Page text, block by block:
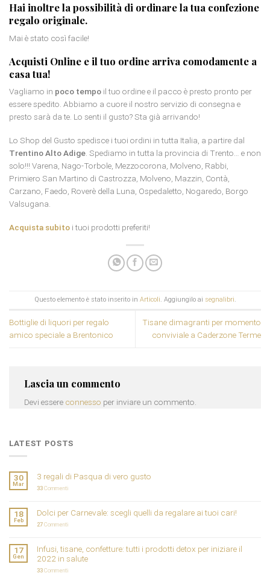
Hai inoltre la possibilità di ordinare la tua confezione
regalo originale.
Mai è stato così facile!
Acquisti Online e il tuo ordine arriva comodamente a
casa tua!
Vagliamo in poco tempo il tuo ordine e il pacco è presto pronto per
essere spedito. Abbiamo a cuore il nostro servizio di consegna e
presto sarà da te. Lo senti il gusto? Sta già arrivando!
Lo Shop del Gusto spedisce i tuoi ordini in tutta Italia, a partire dal
Trentino Alto Adige . Spediamo in tutta la provincia di Trento… e non
solo!!! Varena, Nago-Torbole, Mezzocorona, Molveno, Rabbi,
Primiero San Martino di Castrozza, Molveno, Mazzin, Contà,
Carzano, Faedo, Roverè della Luna, Ospedaletto, Nogaredo, Borgo
Valsugana.
Acquista subito i tuoi prodotti preferiti!
Questo elemento è stato inserito in Articoli. Aggiungilo ai segnalibri.
Bottiglie di liquori per regalo
amico speciale a Brentonico
Tisane dimagranti per momento
conviviale a Caderzone Terme
Lascia un commento
Devi essere connesso per inviare un commento.
LATEST POSTS
30
Mar
3 regali di Pasqua di vero gusto
33Commenti
18
Feb
Dolci per Carnevale: scegli quelli da regalare ai tuoi cari!
27Commenti
17
Gen
Infusi, tisane, confetture: tutti i prodotti detox per iniziare il
2022 in salute
33Commenti